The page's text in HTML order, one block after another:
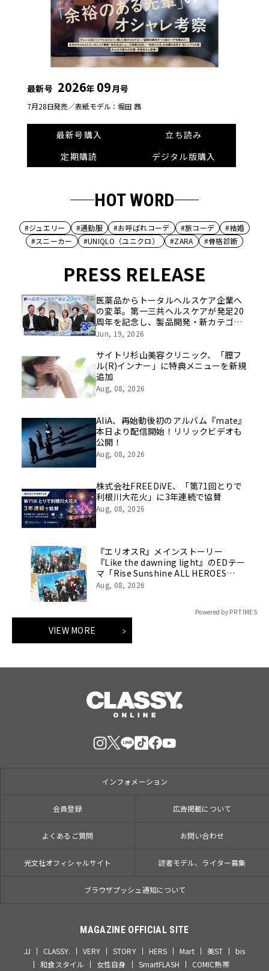
最新号 2026年 09月号
7月28日発売／表紙モデル：堀田 茜
最新号購入
立ち読み
定期購読
デジタル版購入
HOT WORD
#ジュエリー #通勤服 #お呼ばれコーデ #旅コーデ
#結婚
#スニーカー
#UNIQLO（ユニクロ） #ZARA #骨格診断
PRESS RELEASE
医薬品からトータルヘルスケア企業へ
の変革。第一三共ヘルスケアが発足20
周年を記念し、製品開発・新カテゴリ
挑戦の舞台や旧社統合時のエピソード
像を公開！
Jun, 19, 2026
サイトリ杉山美容クリニック、「膣フ
ル(R)インナー」に特典メニューを新規
追加
Aug, 08, 2026
AliA、再始動後初のアルバム『mate』
本日より配信開始！リリックビデオも
公開！
Aug, 08, 2026
株式会社FREEDiVE、「第71回とりで
利根川大花火」に3年連続で協賛
Aug, 08, 2026
『エリオスR』メインストーリー
『Like the dawning light』のEDテー
マ「Rise Sunshine ALL HEROES
Ver.」がフルサイズ配信決定！
Aug, 08, 2026
Powered by PR TIMES
VIEW MORE
インフォメーション
会員登録 広告掲載について
よくあるご質問 お問い合わせ
光文社オフィシャルサイト 読者モデル、ライター募集
ブラウザプッシュ通知について
MAGAZINE OFFICIAL SITE
JJ CLASSY. VERY STORY HERS Mart 美ST
bis
和食スタイル
女性自身 SmartFLASH COMIC熱帯